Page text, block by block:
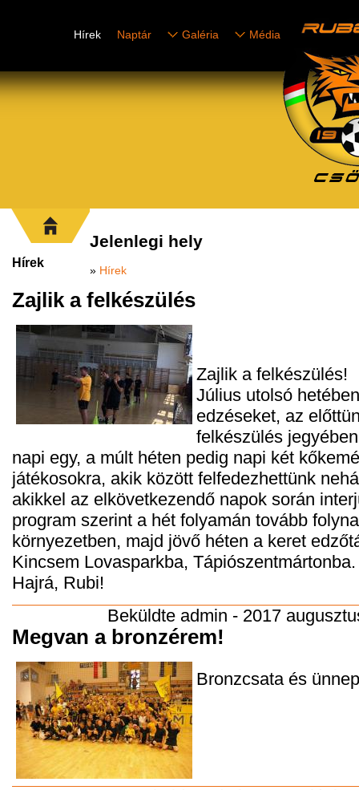
Hírek Naptár Galéria Média
Jelenlegi hely
» Hírek
Hírek
Zajlik a felkészülés
Zajlik a felkészülés!
Július utolsó
edzéseket, az
felkészülés
napi egy, a múlt héten pedig napi két
játékosokra, akik között felfedezhettünk
akikkel az elkövetkezendő napok során
program szerint a hét folyamán tovább
környezetben, majd jövő héten a keret
Kincsem Lovasparkba, Tápiószentmártonba.
Hajrá, Rubi!
Beküldte admin - 2017
Megvan a bronzérem!
Bronzcsata és